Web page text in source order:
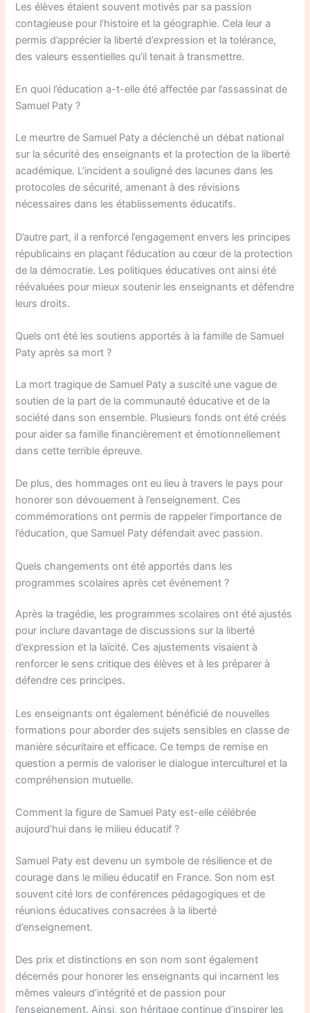
Les élèves étaient souvent motivés par sa passion
contagieuse pour l’histoire et la géographie. Cela leur a
permis d’apprécier la liberté d’expression et la tolérance,
des valeurs essentielles qu’il tenait à transmettre.
En quoi l’éducation a-t-elle été affectée par l’assassinat de
Samuel Paty ?
Le meurtre de Samuel Paty a déclenché un débat national
sur la sécurité des enseignants et la protection de la liberté
académique. L’incident a souligné des lacunes dans les
protocoles de sécurité, amenant à des révisions
nécessaires dans les établissements éducatifs.
D’autre part, il a renforcé l’engagement envers les principes
républicains en plaçant l’éducation au cœur de la protection
de la démocratie. Les politiques éducatives ont ainsi été
réévaluées pour mieux soutenir les enseignants et défendre
leurs droits.
Quels ont été les soutiens apportés à la famille de Samuel
Paty après sa mort ?
La mort tragique de Samuel Paty a suscité une vague de
soutien de la part de la communauté éducative et de la
société dans son ensemble. Plusieurs fonds ont été créés
pour aider sa famille financièrement et émotionnellement
dans cette terrible épreuve.
De plus, des hommages ont eu lieu à travers le pays pour
honorer son dévouement à l’enseignement. Ces
commémorations ont permis de rappeler l’importance de
l’éducation, que Samuel Paty défendait avec passion.
Quels changements ont été apportés dans les
programmes scolaires après cet événement ?
Après la tragédie, les programmes scolaires ont été ajustés
pour inclure davantage de discussions sur la liberté
d’expression et la laïcité. Ces ajustements visaient à
renforcer le sens critique des élèves et à les préparer à
défendre ces principes.
Les enseignants ont également bénéficié de nouvelles
formations pour aborder des sujets sensibles en classe de
manière sécuritaire et efficace. Ce temps de remise en
question a permis de valoriser le dialogue interculturel et la
compréhension mutuelle.
Comment la figure de Samuel Paty est-elle célébrée
aujourd’hui dans le milieu éducatif ?
Samuel Paty est devenu un symbole de résilience et de
courage dans le milieu éducatif en France. Son nom est
souvent cité lors de conférences pédagogiques et de
réunions éducatives consacrées à la liberté
d’enseignement.
Des prix et distinctions en son nom sont également
décernés pour honorer les enseignants qui incarnent les
mêmes valeurs d’intégrité et de passion pour
l’enseignement. Ainsi, son héritage continue d’inspirer les